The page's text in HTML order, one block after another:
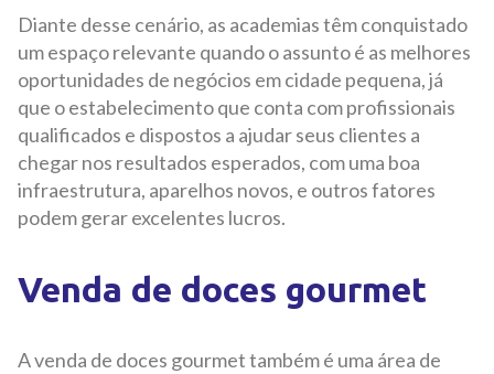
Diante desse cenário, as academias têm conquistado
um espaço relevante quando o assunto é as melhores
oportunidades de negócios em cidade pequena, já
que o estabelecimento que conta com profissionais
qualificados e dispostos a ajudar seus clientes a
chegar nos resultados esperados, com uma boa
infraestrutura, aparelhos novos, e outros fatores
podem gerar excelentes lucros.
Venda de doces gourmet
A venda de doces gourmet também é uma área de